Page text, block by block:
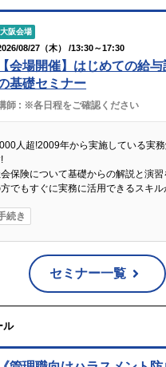
大阪会場
08/27（木） /13:30～17:30
【会場開催】はじめての給
基礎セミナー
師 : ※各日程をご確認ください
人超!2009年から実施している実
保険について基礎からの解説と演
でもすぐに実務に活用できるスキル
続き
セミナー一覧
ル